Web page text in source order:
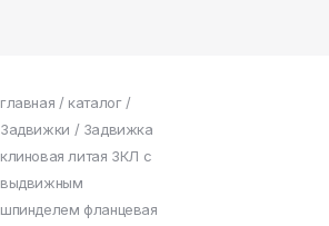
главная / каталог/
Задвижки / Задвижка
клиновая литая ЗКЛ с
выдвижным
шпинделем фланцевая